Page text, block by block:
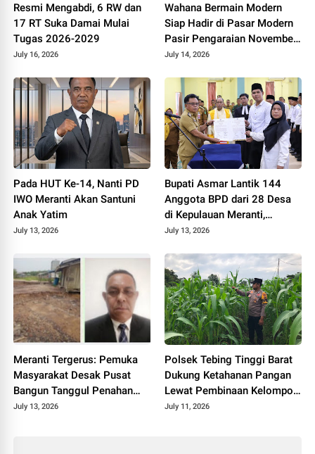
Resmi Mengabdi, 6 RW dan
17 RT Suka Damai Mulai
Tugas 2026-2029
July 16, 2026
Wahana Bermain Modern
Siap Hadir di Pasar Modern
Pasir Pengaraian November
2026
July 14, 2026
Pada HUT Ke-14, Nanti PD
IWO Meranti Akan Santuni
Anak Yatim
July 13, 2026
Bupati Asmar Lantik 144
Anggota BPD dari 28 Desa
di Kepulauan Meranti,
Tekankan Integritas dan
July 13, 2026
Meranti Tergerus: Pemuka
Masyarakat Desak Pusat
Bangun Tanggul Penahan
Gelombang
July 13, 2026
Polsek Tebing Tinggi Barat
Dukung Ketahanan Pangan
Lewat Pembinaan Kelompok
Tani Tunas Harapan Maju
July 11, 2026